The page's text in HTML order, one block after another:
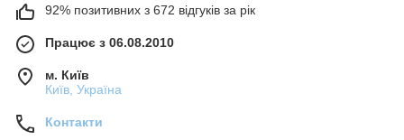
92% позитивних з 672 відгуків за рік
Працює з 06.08.2010
м. Київ
Київ, Україна
Контакти